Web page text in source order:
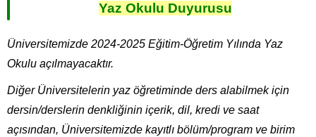
Yaz Okulu Duyurusu
Üniversitemizde 2024-2025 Eğitim-Öğretim Yılında Yaz
Okulu açılmayacaktır.
Diğer Üniversitelerin yaz öğretiminde ders alabilmek için
dersin/derslerin denkliğinin içerik, dil, kredi ve saat
açısından, Üniversitemizde kayıtlı bölüm/program ve birim